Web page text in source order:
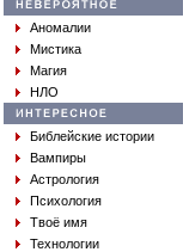
Аномалии
Мистика
Магия
НЛО
Библейские истории
Вампиры
Астрология
Психология
Твоё имя
Технологии